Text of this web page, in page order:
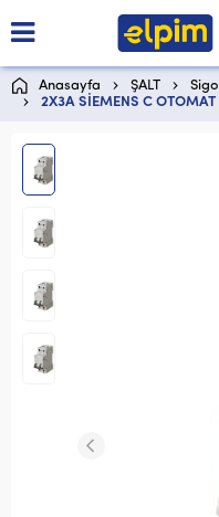
Anasayfa ŞALT
2X3A SİEMENS C